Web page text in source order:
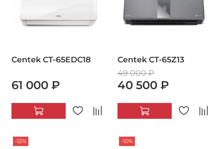
Centek CT-65EDC18
61 000 ₽
Centek CT-65Z13
49 000 ₽
40 500 ₽
-12% -10%